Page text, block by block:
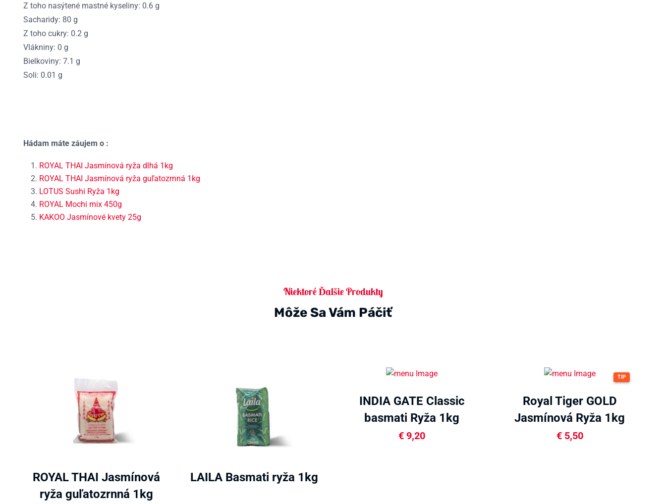
Z toho nasýtené mastné kyseliny: 0.6 g
Sacharidy: 80 g
Z toho cukry: 0.2 g
Vlákniny: 0 g
Bielkoviny: 7.1 g
Soli: 0.01 g
Hádam máte záujem o :
ROYAL THAI Jasmínová ryža dlhá 1kg
ROYAL THAI Jasmínová ryža guľatozrnná 1kg
LOTUS Sushi Ryža 1kg
ROYAL Mochi mix 450g
KAKOO Jasmínové kvety 25g
Niektoré Ďalšie Produkty
Môže Sa Vám Páčiť
ROYAL THAI Jasmínová
ryža guľatozrnná 1kg
LAILA Basmati ryža 1kg
INDIA GATE Classic
basmati Ryža 1kg
€ 9,20
TIP
Royal Tiger GOLD
Jasmínová Ryža 1kg
€5,50